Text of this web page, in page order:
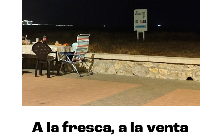
A la fresca, a la venta